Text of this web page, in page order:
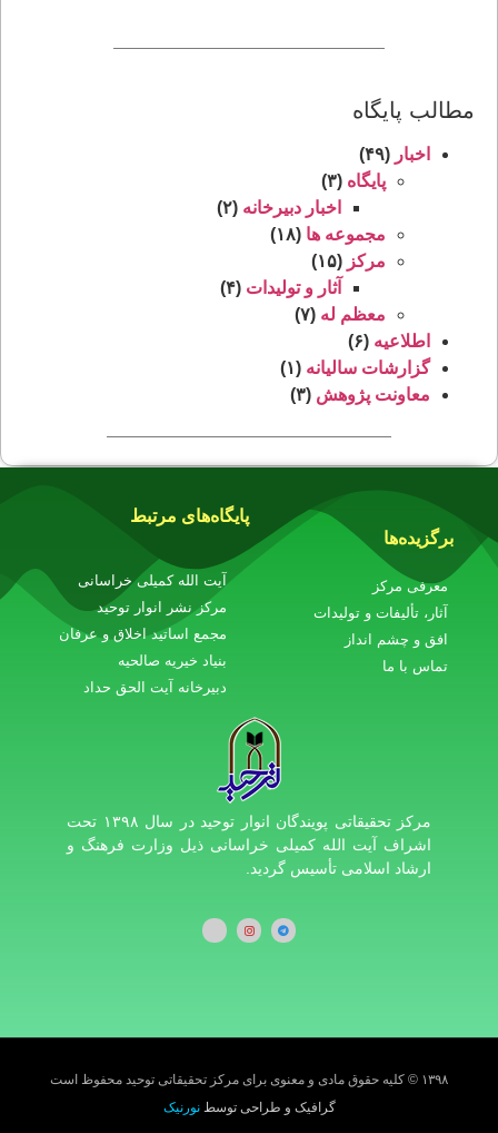
مطالب پایگاه
اخبار (۴۹)
پایگاه (۳)
اخبار دبیرخانه (۲)
مجموعه ‌ها (۱۸)
مرکز (۱۵)
آثار و تولیدات (۴)
معظم‌ له (۷)
اطلاعیه (۶)
گزارشات سالیانه (۱)
معاونت پژوهش (۳)
برگزیده‌ها
معرفی مرکز
آثار، تألیفات و تولیدات
افق و چشم انداز
تماس با ما
پایگاه‌های مرتبط
آیت الله کمیلی خراسانی
مرکز نشر انوار توحید
مجمع اساتید اخلاق و عرفان
بنیاد خیریه صالحیه
دبیرخانه آیت الحق حداد
مرکز تحقیقاتی پویندگان انوار توحید در سال ۱۳۹۸ تحت
اشراف آیت الله کمیلی خراسانی ذیل وزارت فرهنگ و
ارشاد اسلامی تأسیس گردید.
۱۳۹۸ © کلیه حقوق مادی و معنوی برای مرکز تحقیقاتی توحید محفوظ است
گرافیک و طراحی توسطنورنیک